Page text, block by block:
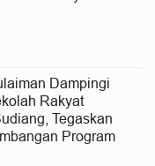
Dampingi
Rakyat
Tegaskan
Program